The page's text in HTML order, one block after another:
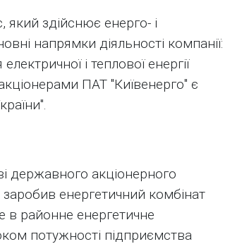
який здійснює енерго- і
напрямки діяльності компанії:
і теплової енергії
ПАТ "Київенерго" є
державного акціонерного
енергетичний комбінат
в районне енергетичне
потужності підприємства